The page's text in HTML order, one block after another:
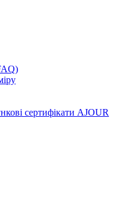
сертифікати AJOUR